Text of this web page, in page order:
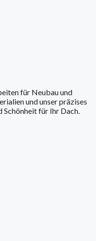
für Neubau und
und unser präzises
für Ihr Dach.